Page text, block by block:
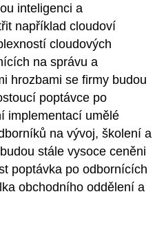
inteligenci a
například cloudoví
cloudových
na správu a
hrozbami se firmy budou
poptávce po
implementací umělé
na vývoj, školení a
stále vysoce ceněni
poptávka po odbornících
obchodního oddělení a